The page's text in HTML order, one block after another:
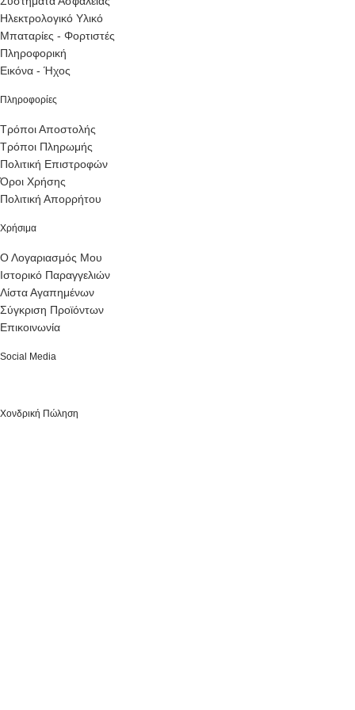
Ηλεκτρολογικό Υλικό
Μπαταρίες - Φορτιστές
Πληροφορική
Εικόνα - Ήχος
Πληροφορίες
Τρόποι Αποστολής
Τρόποι Πληρωμής
Πολιτική Επιστροφών
Όροι Χρήσης
Πολιτική Απορρήτου
Χρήσιμα
Ο Λογαριασμός Μου
Ιστορικό Παραγγελιών
Λίστα Αγαπημένων
Σύγκριση Προϊόντων
Επικοινωνία
Social Media
Χονδρική Πώληση